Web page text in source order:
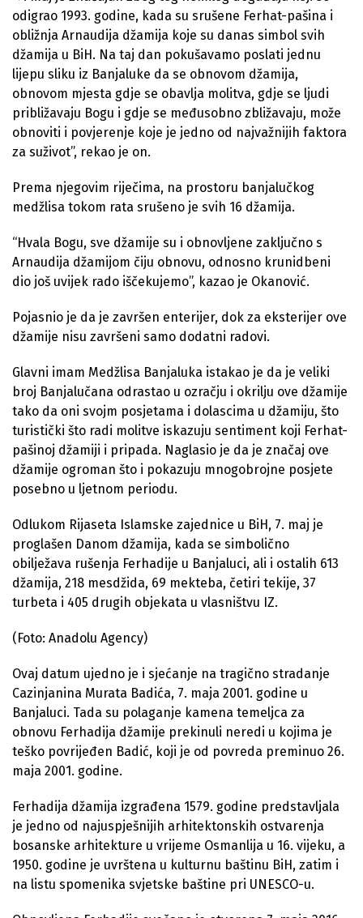
odigrao 1993. godine, kada su srušene Ferhat-pašina i
obližnja Arnaudija džamija koje su danas simbol svih
džamija u BiH. Na taj dan pokušavamo poslati jednu
lijepu sliku iz Banjaluke da se obnovom džamija,
obnovom mjesta gdje se obavlja molitva, gdje se ljudi
približavaju Bogu i gdje se međusobno zbližavaju, može
obnoviti i povjerenje koje je jedno od najvažnijih faktora
za suživot”, rekao je on.
Prema njegovim riječima, na prostoru banjalučkog
medžlisa tokom rata srušeno je svih 16 džamija.
“Hvala Bogu, sve džamije su i obnovljene zaključno s
Arnaudija džamijom čiju obnovu, odnosno krunidbeni
dio još uvijek rado iščekujemo”, kazao je Okanović.
Pojasnio je da je završen enterijer, dok za eksterijer ove
džamije nisu završeni samo dodatni radovi.
Glavni imam Medžlisa Banjaluka istakao je da je veliki
broj Banjalučana odrastao u ozračju i okrilju ove džamije
tako da oni svojm posjetama i dolascima u džamiju, što
turistički što radi molitve iskazuju sentiment koji Ferhat-
pašinoj džamiji i pripada. Naglasio je da je značaj ove
džamije ogroman što i pokazuju mnogobrojne posjete
posebno u ljetnom periodu.
Odlukom Rijaseta Islamske zajednice u BiH, 7. maj je
proglašen Danom džamija, kada se simbolično
obilježava rušenja Ferhadije u Banjaluci, ali i ostalih 613
džamija, 218 mesdžida, 69 mekteba, četiri tekije, 37
turbeta i 405 drugih objekata u vlasništvu IZ.
(Foto: Anadolu Agency)
Ovaj datum ujedno je i sjećanje na tragično stradanje
Cazinjanina Murata Badića, 7. maja 2001. godine u
Banjaluci. Tada su polaganje kamena temeljca za
obnovu Ferhadija džamije prekinuli neredi u kojima je
teško povrijeđen Badić, koji je od povreda preminuo 26.
maja 2001. godine.
Ferhadija džamija izgrađena 1579. godine predstavljala
je jedno od najuspješnijih arhitektonskih ostvarenja
bosanske arhitekture u vrijeme Osmanlija u 16. vijeku, a
1950. godine je uvrštena u kulturnu baštinu BiH, zatim i
na listu spomenika svjetske baštine pri UNESCO-u.